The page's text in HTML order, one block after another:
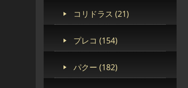
コリドラス (21)
プレコ (154)
パクー (182)